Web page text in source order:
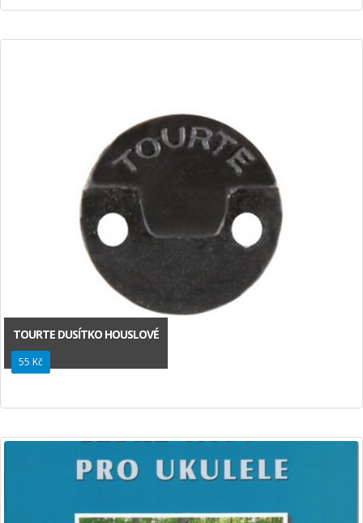
TOURTE DUSÍTKO HOUSLOVÉ
55 Kč